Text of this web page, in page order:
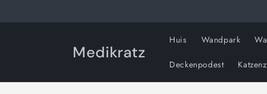
content
Medikratz
Huis Wandpark
Deckenpodest